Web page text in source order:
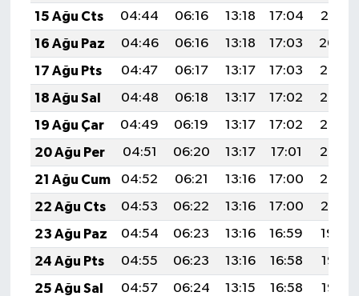
15 Ağu Cts
04:44 06:16 13:18 17:04
20:10
16 Ağu Paz
04:46 06:16 13:18 17:03
20:09
17 Ağu Pts
04:47 06:17 13:17 17:03
20:07
18 Ağu Sal
04:48 06:18 13:17 17:02
20:06
19 Ağu Çar
04:49 06:19 13:17 17:02
20:05
20 Ağu Per
04:51 06:20 13:17 17:01
20:03
21 Ağu Cum
04:52 06:21 13:16 17:00
20:02
22 Ağu Cts
04:53 06:22 13:16 17:00
20:01
23 Ağu Paz
04:54 06:23 13:16 16:59
19:59
24 Ağu Pts
04:55 06:23 13:16 16:58
19:58
25 Ağu Sal
04:57 06:24 13:15 16:58 19:56